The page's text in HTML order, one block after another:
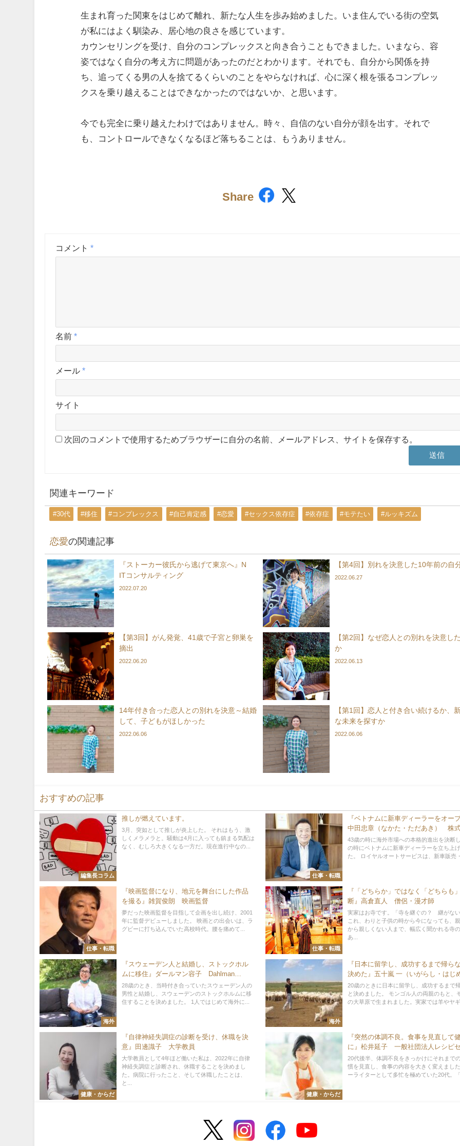
生まれ育った関東をはじめて離れ、新たな人生を歩み始めました。いま住んでいる街の空気
が私にはよく馴染み、居心地の良さを感じています。
カウンセリングを受け、自分のコンプレックスと向き合うこともできました。いまなら、容
姿ではなく自分の考え方に問題があったのだとわかります。それでも、自分から関係を持
ち、追ってくる男の人を捨てるくらいのことをやらなければ、心に深く根を張るコンプレッ
クスを乗り越えることはできなかったのではないか、と思います。
今でも完全に乗り越えたわけではありません。時々、自信のない自分が顔を出す。それで
も、コントロールできなくなるほど落ちることは、もうありません。
Share
コメント*
名前*
メール*
サイト
次回のコメントで使用するためブラウザーに自分の名前、メールアドレス、サイトを保存する。
関連キーワード
#30代 #移住 #コンプレックス #自己肯定感 #恋愛 #セックス依存症 #依存症 #モテたい #ルッキズム
恋愛の関連記事
『ストーカー彼氏から逃げて東京へ』N
ITコンサルティング
2022.07.20
【第4回】別れを決意した10年前の自
2022.06.27
【第3回】がん発覚、41歳で子宮と卵巣を
摘出
2022.06.20
【第2回】なぜ恋人との別れを決意し
か
2022.06.13
14年付き合った恋人との別れを決意～結婚
して、子どもがほしかった
2022.06.06
【第1回】恋人と付き合い続けるか、
な未来を探すか
2022.06.06
おすすめの記事
編集長コラム
推しが燃えています。
3月、突如として推しが炎上した。 それはもう、激
しくメラメラと。騒動は4月に入っても鎮まる気配は
なく、むしろ大きくなる一方だ。現在進行中なの...
仕事・転職
『ベトナムに新車ディーラーをオープ
中田忠章（なかた・ただあき） 株式
ロイヤルオートサービス 代表取締役
CEO(最高経営責任者)
43歳の時に海外市場への本格的進出を決断
の時にベトナムに新車ディーラーを立ち上
た。 ロイヤルオートサービスは、新車販売
仕事・転職
『映画監督になり、地元を舞台にした作品
を撮る』雑賀俊朗 映画監督
夢だった映画監督を目指して企画を出し続け、2001
年に監督デビューしました。 映画との出会いは、ラ
グビーに打ち込んでいた高校時代。腰を痛めて...
仕事・転職
『「どちらか」ではなく「どちらも
断』高倉直人 僧侶・漫才師
実家はお寺です。「寺を継ぐの？ 継がない
これ、わりと子供の時から今になっても、
から親しくない人まで、幅広く聞かれる寺
あ...
海外
『スウェーデン人と結婚し、ストックホル
ムに移住』ダールマン容子 Dahlman
Design Trade 代表
28歳のとき、当時付き合っていたスウェーデン人の
男性と結婚し、スウェーデンのストックホルムに移
住することを決めました。 1人ではじめて海外に...
海外
『日本に留学し、成功するまで帰ら
決めた』五十嵐 一（いがらし・は
WBPグループ株式会社 代表取締役社
20歳のときに日本に留学し、成功するまで
と決めました。 モンゴル人の両親のもと、
の大草原で生まれました。実家では羊やヤギ
健康・からだ
『自律神経失調症の診断を受け、休職を決
意』田邊識子 大学教員
大学教員として4年ほど働いた私は、2022年に自律
神経失調症と診断され、休職することを決めまし
た。病院に行ったこと、そして休職したことは、
と...
健康・からだ
『突然の体調不良。食事を見直して
に』松井延子 一般社団法人レシピセ
スト協会 代表理事
20代後半、体調不良をきっかけにそれまで
慣を見直し、食事の内容を大きく変えまし
ーライターとして多忙を極めていた20代。「